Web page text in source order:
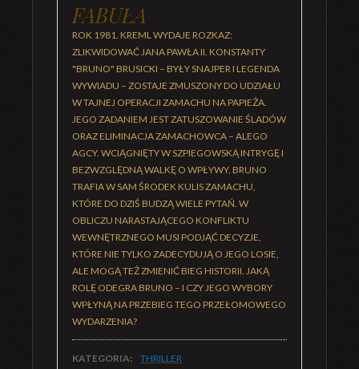
FABUŁA
ROK 1981. KREML WYDAJE ROZKAZ:
ZLIKWIDOWAĆ JANA PAWŁA II. KONSTANTY
"BRUNO" BRUSICKI – BYŁY SNAJPER I LEGENDA
WYWIADU – ZOSTAJE ZMUSZONY DO UDZIAŁU
W TAJNEJ OPERACJI ZAMACHU NA PAPIEŻA.
JEGO ZADANIEM JEST ZATUSZOWANIE ŚLADÓW
ORAZ ELIMINACJA ZAMACHOWCA – ALEGO
AGCY. WCIĄGNIĘTY W SZPIEGOWSKĄ INTRYGĘ I
BEZWZGLĘDNĄ WALKĘ O WPŁYWY, BRUNO
TRAFIA W SAM ŚRODEK KULIS ZAMACHU,
KTÓRE DO DZIŚ BUDZĄ WIELE PYTAŃ. W
OBLICZU NARASTAJĄCEGO KONFLIKTU
WEWNĘTRZNEGO MUSI PODJĄĆ DECYZJE,
KTÓRE NIE TYLKO ZADECYDUJĄ O JEGO LOSIE,
ALE MOGĄ TEŻ ZMIENIĆ BIEG HISTORII. JAKĄ
ROLĘ ODEGRA BRUNO – I CZY JEGO WYBORY
WPŁYNĄ NA PRZEBIEG TEGO PRZEŁOMOWEGO
WYDARZENIA?
KATEGORIA: THRILLER